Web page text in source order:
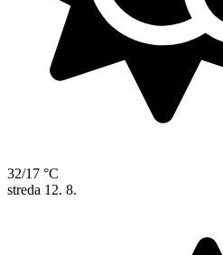
32/17 °C
streda 12. 8.